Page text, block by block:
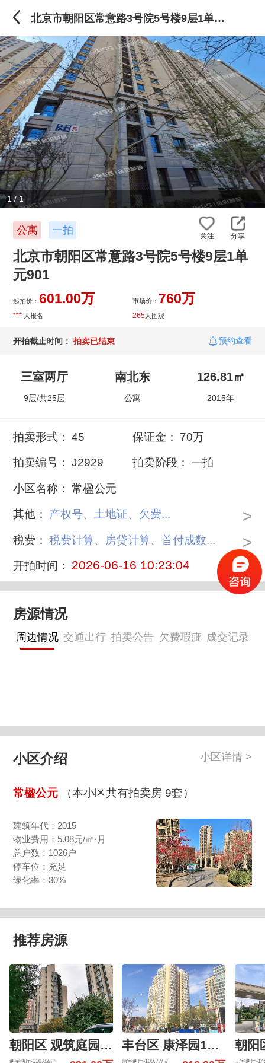
北京市朝阳区常意路3号院5号楼9层1单元901
1/ 1
公寓 一拍 关注 分享
北京市朝阳区常意路3号院5号楼9层1单
元901
起拍价：601.00万 市场价： 760万
*** 人报名 265 人围观
开拍截止时间： 拍卖已结束 预约查看
三室两厅
9层/共25层
南北东
公寓
126.81㎡
2015年
拍卖形式： 45 保证金： 70万
拍卖编号： J2929 拍卖阶段： 一拍
小区名称： 常楹公元
其他： 产权号、土地证、欠费... >
税费： 税费计算、房贷计算、首付成数... >
开拍时间： 2026-06-16 10:23:04
房源情况
周边情况 交通出行 拍卖公告 欠费瑕疵 成交记录
小区介绍 小区详情 >
常楹公元 （本小区共有拍卖房 9套）
建筑年代：2015
物业费用：5.08元/㎡·月
总户数：1026户
停车位：充足
绿化率：30%
推荐房源
朝阳区 观筑庭园601号楼6层6-01-6-B
两室两厅-110.82/㎡
丰台区 康泽园15号楼4层405（康泽园）
两室两厅-100.77/㎡ 三室两厅-